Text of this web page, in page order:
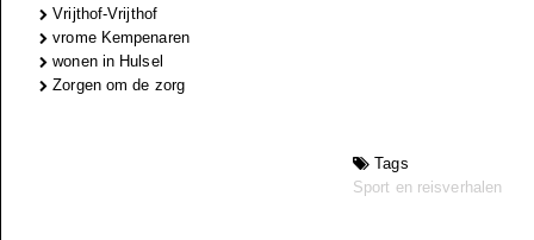
Vrijthof-Vrijthof
vrome Kempenaren
wonen in Hulsel
Zorgen om de zorg
Tags
Sport en reisverhalen